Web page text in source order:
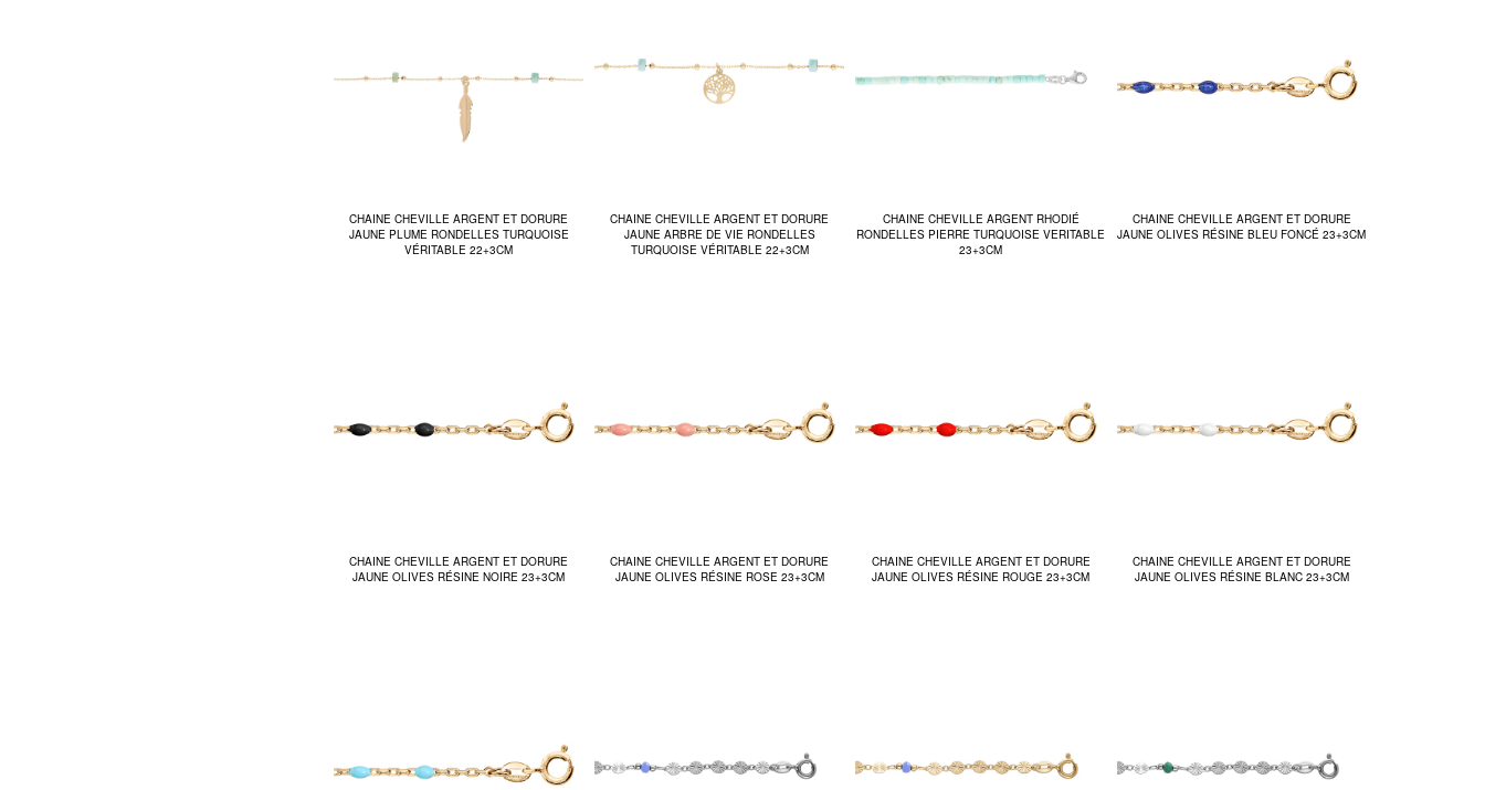
CHAINE CHEVILLE ARGENT ET DORURE
JAUNE PLUME RONDELLES TURQUOISE
VÉRITABLE 22+3CM
CHAINE CHEVILLE ARGENT ET DORURE
JAUNE ARBRE DE VIE RONDELLES
TURQUOISE VÉRITABLE 22+3CM
CHAINE CHEVILLE ARGENT RHODIÉ
RONDELLES PIERRE TURQUOISE VERITABLE
23+3CM
CHAINE CHEVILLE ARGENT ET DORURE
JAUNE OLIVES RÉSINE BLEU FONCÉ 23+3CM
CHAINE CHEVILLE ARGENT ET DORURE
JAUNE OLIVES RÉSINE NOIRE 23+3CM
CHAINE CHEVILLE ARGENT ET DORURE
JAUNE OLIVES RÉSINE ROSE 23+3CM
CHAINE CHEVILLE ARGENT ET DORURE
JAUNE OLIVES RÉSINE ROUGE 23+3CM
CHAINE CHEVILLE ARGENT ET DORURE
JAUNE OLIVES RÉSINE BLANC 23+3CM